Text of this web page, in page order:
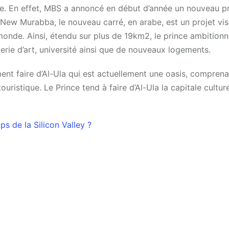
En effet, MBS a annoncé en début d’année un nouveau
Murabba, le nouveau carré, en arabe, est un projet
Ainsi, étendu sur plus de 19km2, le prince
d’art, université ainsi que de nouveaux logements.
faire d’Al-Ula qui est actuellement une oasis,
Le Prince tend à faire d’Al-Ula la capitale
de la Silicon Valley ?